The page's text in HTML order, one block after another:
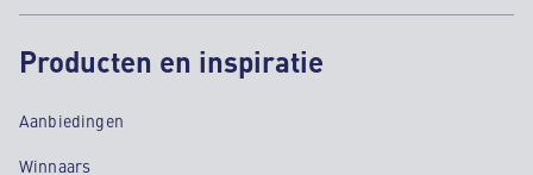
Producten en inspiratie
Aanbiedingen
Winnaars